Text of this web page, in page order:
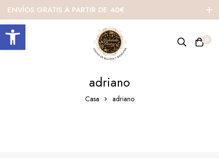
Abrir barra de herramientas
ENVÍOS GRATIS A PARTIR DE 40€
0
adriano
Casa adriano